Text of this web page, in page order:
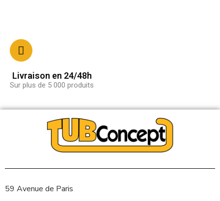
Livraison en 24/48h
Sur plus de 5 000 produits
59 Avenue de Paris